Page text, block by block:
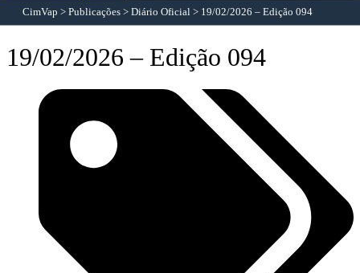
CimVap > Publicações > Diário Oficial > 19/02/2026 – Edição 094
19/02/2026 – Edição 094